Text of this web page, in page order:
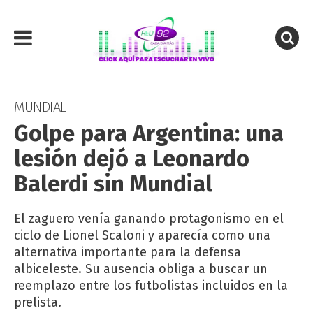
MUNDIAL
Golpe para Argentina: una
lesión dejó a Leonardo
Balerdi sin Mundial
El zaguero venía ganando protagonismo en el
ciclo de Lionel Scaloni y aparecía como una
alternativa importante para la defensa
albiceleste. Su ausencia obliga a buscar un
reemplazo entre los futbolistas incluidos en la
prelista.